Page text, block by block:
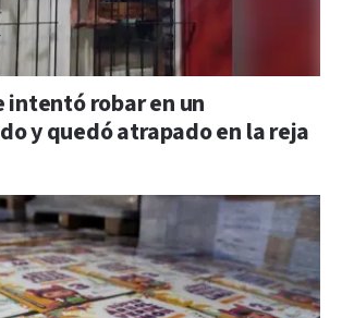
intentó robar en un
y quedó atrapado en la reja